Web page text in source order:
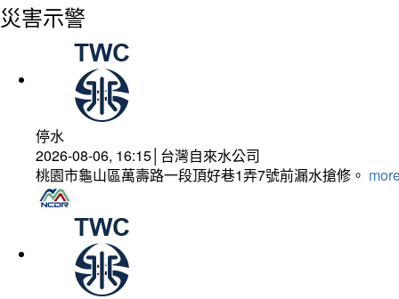
災害示警
停水
2026-08-06, 16:15│台灣自來水公司
桃園市龜山區萬壽路一段頂好巷1弄7號前漏水搶修。